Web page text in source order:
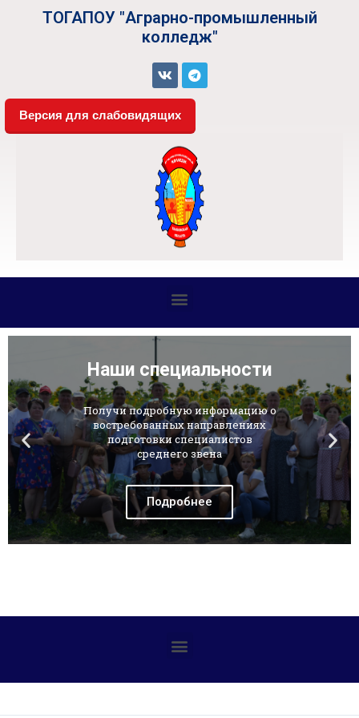
ТОГАПОУ "Аграрно-промышленный
колледж"
Версия для слабовидящих
Наши специальности
Получи подробную информацию о
востребованных направлениях
подготовки специалистов
среднего звена
Подробнее